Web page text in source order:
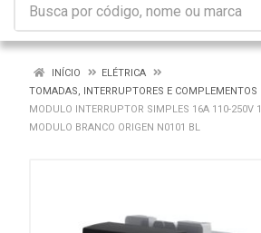
INÍCIO
ELÉTRICA
TOMADAS, INTERRUPTORES E COMPLEMENTOS
MODULO INTERRUPTOR SIMPLES 16A 110-250V 1
MODULO BRANCO ORIGEN N0101 BL